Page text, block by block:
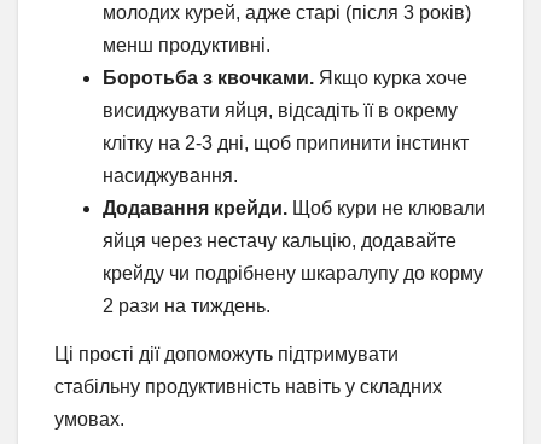
молодих курей, адже старі (після 3 років)
менш продуктивні.
Боротьба з квочками. Якщо курка хоче
висиджувати яйця, відсадіть її в окрему
клітку на 2-3 дні, щоб припинити інстинкт
насиджування.
Додавання крейди. Щоб кури не клювали
яйця через нестачу кальцію, додавайте
крейду чи подрібнену шкаралупу до корму
2 рази на тиждень.
Ці прості дії допоможуть підтримувати
стабільну продуктивність навіть у складних
умовах.